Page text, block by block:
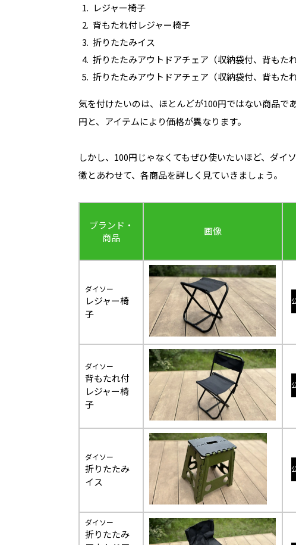
レジャー椅子
背もたれ付レジャー椅子
折りたたみイス
折りたたみアウトドアチェア（収納袋付、背もたれ
折りたたみアウトドアチェア（収納袋付、背もた
気を付けたいのは、ほとんどが100円ではない商品で
円と、アイテムにより価格が異なります。
しかし、100円じゃなくてもぜひ使いたいほど、ダ
徴とあわせて、各商品を詳しく見ていきましょう。
ブランド・
商品
画像
ダイソー
レジャー椅
子
ダイソー
背もたれ付
レジャー椅
子
ダイソー
折りたたみ
イス
ダイソー
折りたたみ